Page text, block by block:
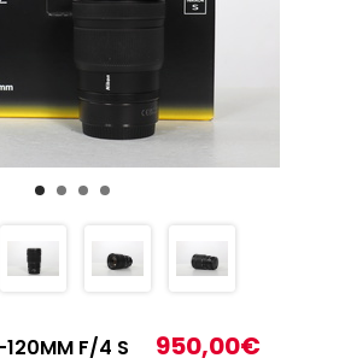
F/4 S 950,00€